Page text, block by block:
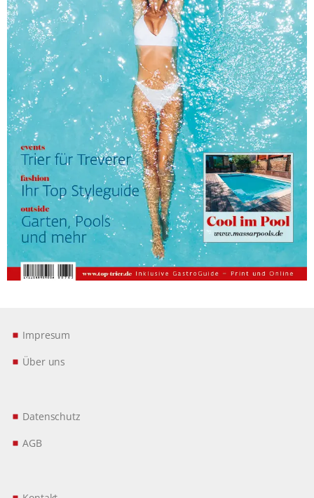
Impresum
Über uns
Datenschutz
AGB